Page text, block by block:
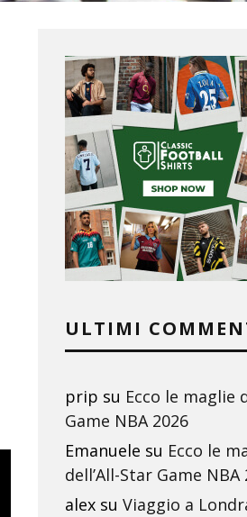
ULTIMI
prip su Ecco le maglie
Game NBA 2026
Emanuele su Ecco le
dell’All-Star Game NBA
alex su Viaggio a